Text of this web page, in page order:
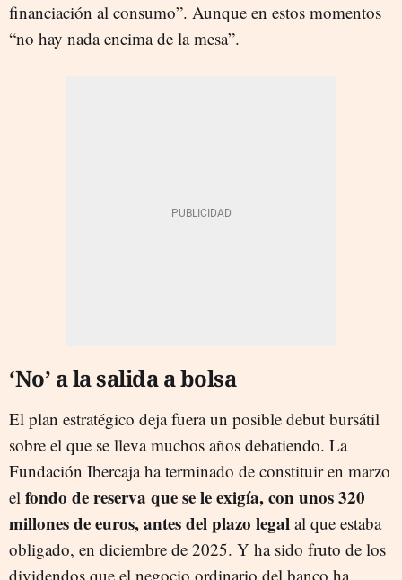
financiación al consumo”. Aunque en estos momentos
“no hay nada encima de la mesa”.
‘No’ a la salida a bolsa
El plan estratégico deja fuera un posible debut bursátil
sobre el que se lleva muchos años debatiendo. La
Fundación Ibercaja ha terminado de constituir en marzo
el fondo de reserva que se le exigía, con unos 320
millones de euros, antes del plazo legal al que estaba
obligado, en diciembre de 2025. Y ha sido fruto de los
dividendos que el negocio ordinario del banco ha